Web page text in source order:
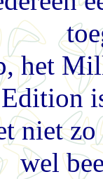
het
Edition
niet
wel